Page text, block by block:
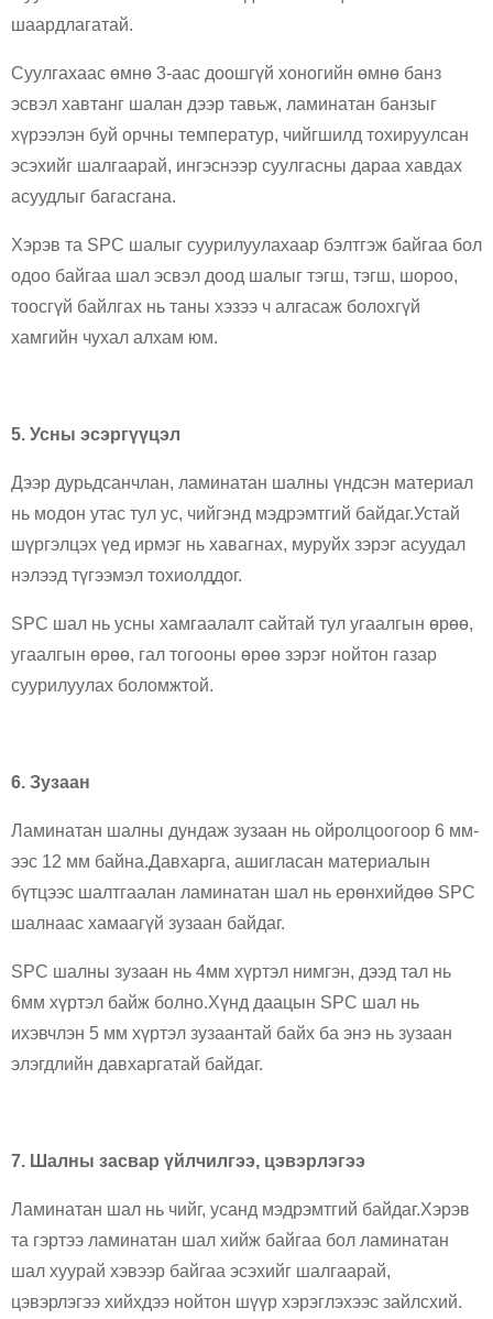
шаардлагатай.
Суулгахаас өмнө 3-аас доошгүй хоногийн өмнө банз
эсвэл хавтанг шалан дээр тавьж, ламинатан банзыг
хүрээлэн буй орчны температур, чийгшилд тохируулсан
эсэхийг шалгаарай, ингэснээр суулгасны дараа хавдах
асуудлыг багасгана.
Хэрэв та SPC шалыг суурилуулахаар бэлтгэж байгаа бол
одоо байгаа шал эсвэл доод шалыг тэгш, тэгш, шороо,
тоосгүй байлгах нь таны хэзээ ч алгасаж болохгүй
хамгийн чухал алхам юм.
5. Усны эсэргүүцэл
Дээр дурьдсанчлан, ламинатан шалны үндсэн материал
нь модон утас тул ус, чийгэнд мэдрэмтгий байдаг.Устай
шүргэлцэх үед ирмэг нь хавагнах, муруйх зэрэг асуудал
нэлээд түгээмэл тохиолддог.
SPC шал нь усны хамгаалалт сайтай тул угаалгын өрөө,
угаалгын өрөө, гал тогооны өрөө зэрэг нойтон газар
суурилуулах боломжтой.
6. Зузаан
Ламинатан шалны дундаж зузаан нь ойролцоогоор 6 мм-
ээс 12 мм байна.Давхарга, ашигласан материалын
бүтцээс шалтгаалан ламинатан шал нь ерөнхийдөө SPC
шалнаас хамаагүй зузаан байдаг.
SPC шалны зузаан нь 4мм хүртэл нимгэн, дээд тал нь
6мм хүртэл байж болно.Хүнд даацын SPC шал нь
ихэвчлэн 5 мм хүртэл зузаантай байх ба энэ нь зузаан
элэгдлийн давхаргатай байдаг.
7. Шалны засвар үйлчилгээ, цэвэрлэгээ
Ламинатан шал нь чийг, усанд мэдрэмтгий байдаг.Хэрэв
та гэртээ ламинатан шал хийж байгаа бол ламинатан
шал хуурай хэвээр байгаа эсэхийг шалгаарай,
цэвэрлэгээ хийхдээ нойтон шүүр хэрэглэхээс зайлсхий.